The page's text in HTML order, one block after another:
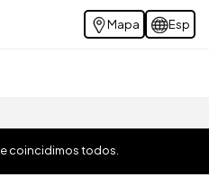
Mapa Esp
coincidimos todos.